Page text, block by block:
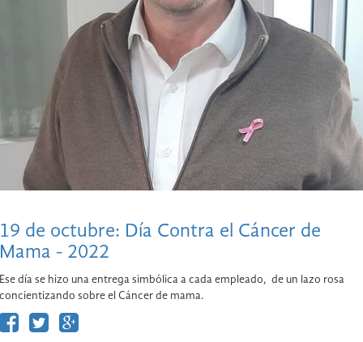
19 de octubre: Día Contra el Cáncer de
Mama - 2022
Ese día se hizo una entrega simbólica a cada empleado, de un lazo rosa
concientizando sobre el Cáncer de mama.